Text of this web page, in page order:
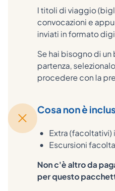
I titoli di viaggio
convocazioni e
inviati in formato
Se hai bisogno di
partenza,
procedere con la
Cosa non è
Extra (facoltativi)
Escursioni
Non c'è altro da
per questo